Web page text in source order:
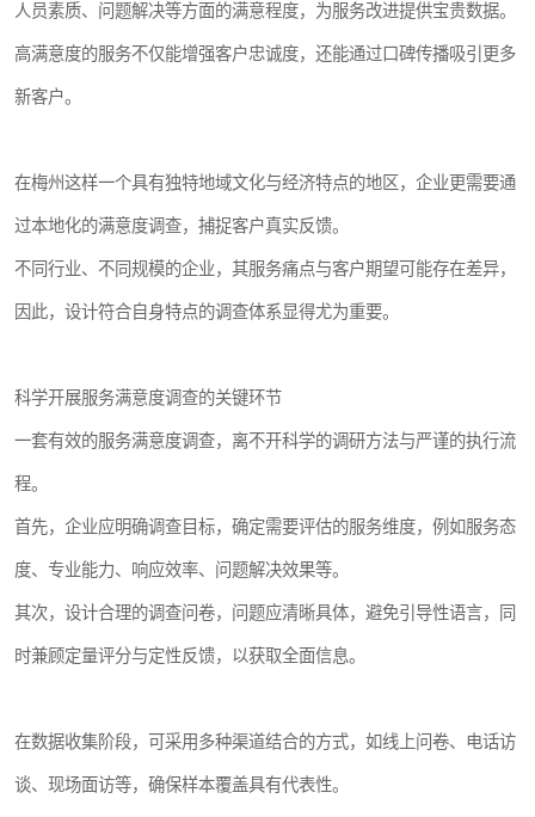
人员素质、问题解决等方面的满意程度，为服务改进提供宝贵数据。
高满意度的服务不仅能增强客户忠诚度，还能通过口碑传播吸引更多
新客户。
在梅州这样一个具有独特地域文化与经济特点的地区，企业更需要通
过本地化的满意度调查，捕捉客户真实反馈。
不同行业、不同规模的企业，其服务痛点与客户期望可能存在差异，
因此，设计符合自身特点的调查体系显得尤为重要。
科学开展服务满意度调查的关键环节
一套有效的服务满意度调查，离不开科学的调研方法与严谨的执行流
程。
首先，企业应明确调查目标，确定需要评估的服务维度，例如服务态
度、专业能力、响应效率、问题解决效果等。
其次，设计合理的调查问卷，问题应清晰具体，避免引导性语言，同
时兼顾定量评分与定性反馈，以获取全面信息。
在数据收集阶段，可采用多种渠道结合的方式，如线上问卷、电话访
谈、现场面访等，确保样本覆盖具有代表性。